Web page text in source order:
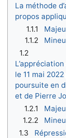
La méthode
propos
1.1.1
1.1.2
1.2
le 11 mai
poursuite en
et de Pierre
1.2.1
1.2.2
1.3